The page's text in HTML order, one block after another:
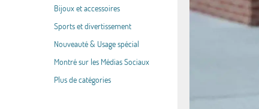
Bijoux et accessoires
Sports et divertissement
Nouveauté & Usage spécial
Montré sur les Médias Sociaux
Plus de catégories